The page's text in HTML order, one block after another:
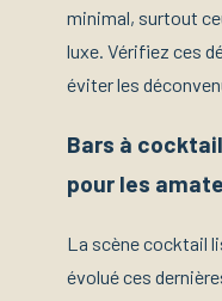
minimal, surtout
luxe. Vérifiez ces
éviter les
Bars à
pour les
La scène cocktail
évolué ces